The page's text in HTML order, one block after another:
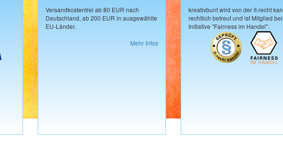
Versandkostenfrei ab 80 EUR nach
Deutschland, ab 200 EUR in ausgewählte
EU-Länder.
Mehr Infos
kreativbunt wird von der it-recht
rechtlich betreut und ist Mitglied
Initiative "Fairness im Handel".